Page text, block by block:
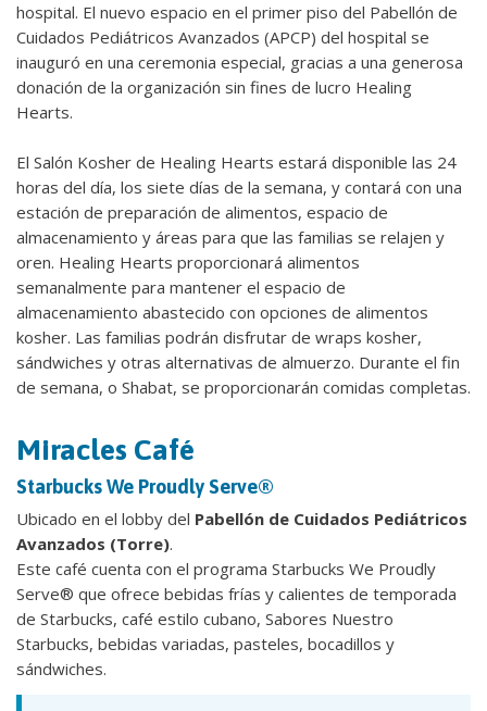
hospital. El nuevo espacio en el primer piso del Pabellón de
Cuidados Pediátricos Avanzados (APCP) del hospital se
inauguró en una ceremonia especial, gracias a una generosa
donación de la organización sin fines de lucro Healing
Hearts.
El Salón Kosher de Healing Hearts estará disponible las 24
horas del día, los siete días de la semana, y contará con una
estación de preparación de alimentos, espacio de
almacenamiento y áreas para que las familias se relajen y
oren. Healing Hearts proporcionará alimentos
semanalmente para mantener el espacio de
almacenamiento abastecido con opciones de alimentos
kosher. Las familias podrán disfrutar de wraps kosher,
sándwiches y otras alternativas de almuerzo. Durante el fin
de semana, o Shabat, se proporcionarán comidas completas.
Miracles Café
Starbucks We Proudly Serve®
Ubicado en el lobby del Pabellón de Cuidados Pediátricos
Avanzados (Torre).
Este café cuenta con el programa Starbucks We Proudly
Serve®​ que ofrece bebidas frías y calientes de temporada
de Starbucks, café estilo cubano, Sabores Nuestro
Starbucks, bebidas variadas, pasteles, bocadillos y
sándwiches.